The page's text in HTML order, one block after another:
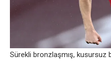
Sürekli bronzlaşmış, kusursuz